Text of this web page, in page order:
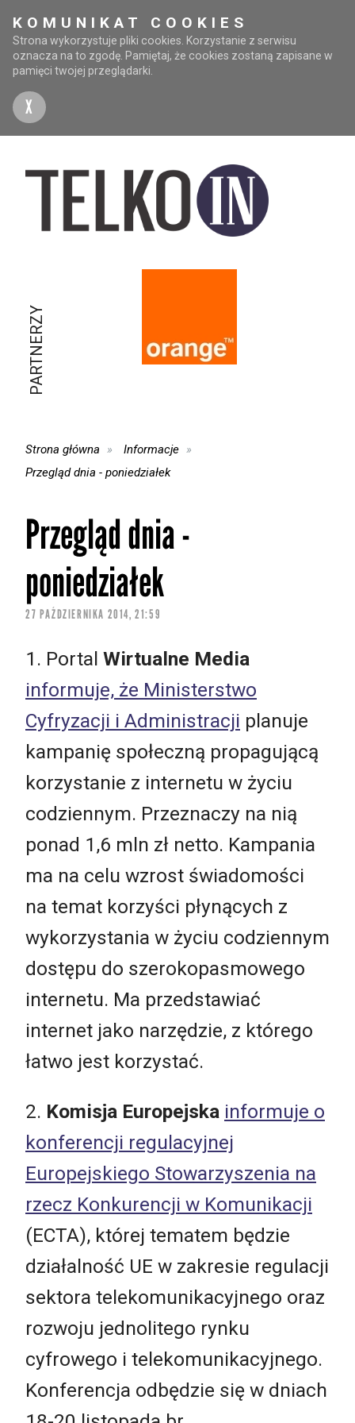
KOMUNIKAT COOKIES
Strona wykorzystuje pliki cookies. Korzystanie z serwisu
oznacza na to zgodę. Pamiętaj, że cookies zostaną zapisane w
pamięci twojej przeglądarki.
X
PARTNERZY
Strona główna
Informacje
Przegląd dnia - poniedziałek
Przegląd dnia -
poniedziałek
27 PAŹDZIERNIKA 2014, 21:59
1. Portal Wirtualne Media
informuje, że Ministerstwo
Cyfryzacji i Administracji planuje
kampanię społeczną propagującą
korzystanie z internetu w życiu
codziennym. Przeznaczy na nią
ponad 1,6 mln zł netto. Kampania
ma na celu wzrost świadomości
na temat korzyści płynących z
wykorzystania w życiu codziennym
dostępu do szerokopasmowego
internetu. Ma przedstawiać
internet jako narzędzie, z którego
łatwo jest korzystać.
2. Komisja Europejska informuje o
konferencji regulacyjnej
Europejskiego Stowarzyszenia na
rzecz Konkurencji w Komunikacji
(ECTA), której tematem będzie
działalność UE w zakresie regulacji
sektora telekomunikacyjnego oraz
rozwoju jednolitego rynku
cyfrowego i telekomunikacyjnego.
Konferencja odbędzie się w dniach